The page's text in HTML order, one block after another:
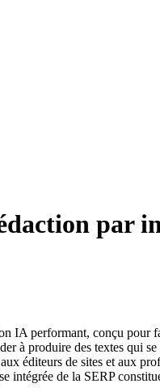
par
IA performant, conçu pour
à produire des textes qui
éditeurs de sites et aux
intégrée de la SERP